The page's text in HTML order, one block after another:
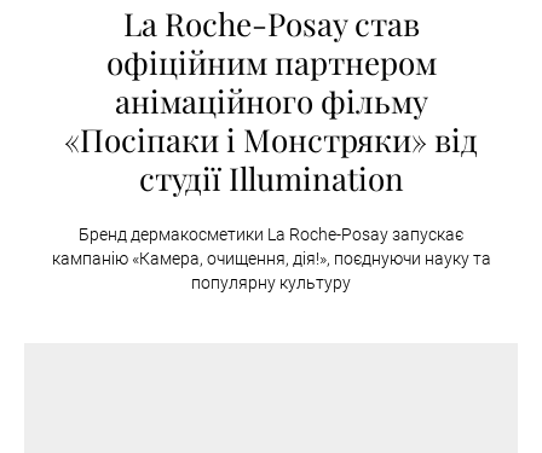
La Roche-Posay став
офіційним партнером
анімаційного фільму
«Посіпаки і Монстряки» від
студії Illumination
Бренд дермакосметики La Roche-Posay запускає
кампанію «Камера, очищення, дія!», поєднуючи науку та
популярну культуру